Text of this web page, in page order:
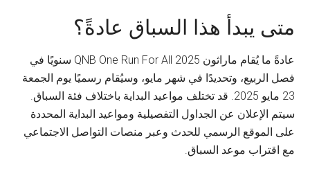
متى يبدأ هذا السباق عادةً؟
عادةً ما يُقام ماراثون QNB One Run For All 2025 سنويًا في
فصل الربيع، وتحديدًا في شهر مايو، وسيُقام رسميًا يوم الجمعة
23 مايو 2025. قد تختلف مواعيد البداية باختلاف فئة السباق.
سيتم الإعلان عن الجداول التفصيلية ومواعيد البداية المحددة
على الموقع الرسمي للحدث وعبر منصات التواصل الاجتماعي
مع اقتراب موعد السباق.